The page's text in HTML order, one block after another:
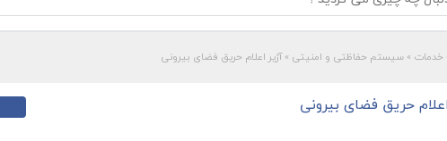
خدمات » سیستم حفاظتی و امنیتی » آژیر اعلام حریق فضای بیرونی
حریق فضای بیرونی